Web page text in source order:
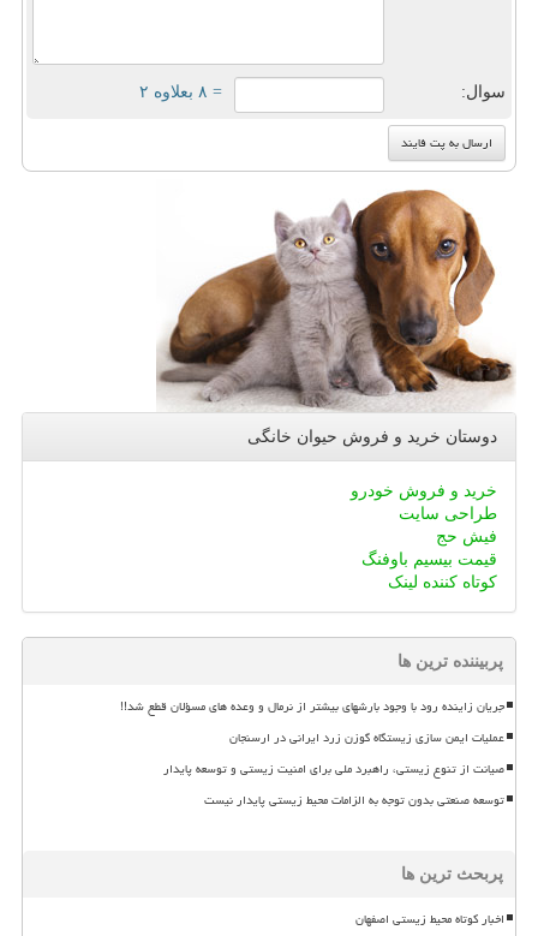
سوال: = ۸ بعلاوه ۲
دوستان خرید و فروش حیوان خانگی
خرید و فروش خودرو
طراحی سایت
فیش حج
قیمت بیسیم باوفنگ
کوتاه کننده لینک
پربیننده ترین ها
جریان زاینده رود با وجود بارشهای بیشتر از نرمال و وعده های مسؤلان قطع شد!!
عملیات ایمن سازی زیستگاه گوزن زرد ایرانی در ارسنجان
صیانت از تنوع زیستی، راهبرد ملی برای امنیت زیستی و توسعه پایدار
توسعه صنعتی بدون توجه به الزامات محیط زیستی پایدار نیست
پربحث ترین ها
اخبار کوتاه محیط زیستی اصفهان